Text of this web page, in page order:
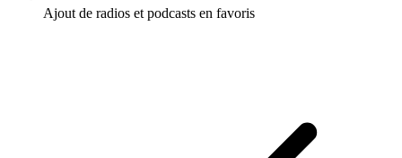
Ajout de radios et podcasts en favoris